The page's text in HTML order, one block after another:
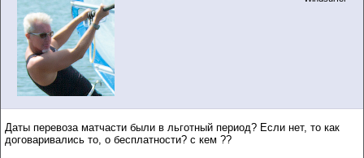
Даты перевоза матчасти были в льготный период? Если нет, то как
договаривались то, о бесплатности? с кем ??